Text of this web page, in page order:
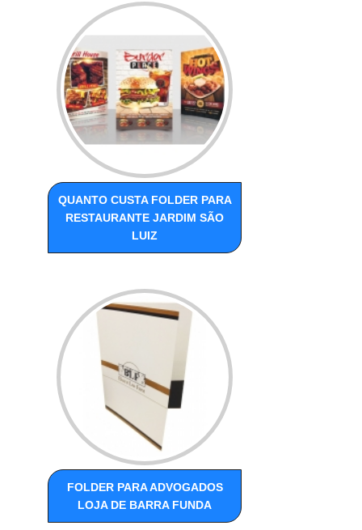
QUANTO CUSTA FOLDER PARA
RESTAURANTE JARDIM SÃO
LUIZ
FOLDER PARA ADVOGADOS
LOJA DE BARRA FUNDA